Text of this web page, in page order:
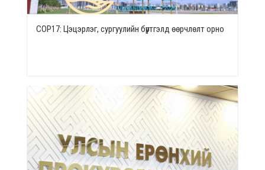
СОР17: Цэцэрлэг, сургуулийн бүртгэлд өөрчлөлт орно